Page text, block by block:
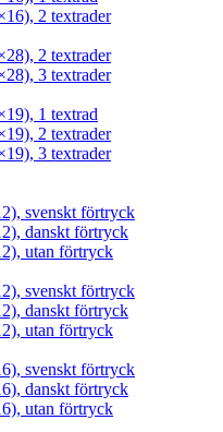
2 textrader
2 textrader
3 textrader
1 textrad
2 textrader
3 textrader
svenskt förtryck
danskt förtryck
utan förtryck
svenskt förtryck
danskt förtryck
utan förtryck
svenskt förtryck
danskt förtryck
utan förtryck